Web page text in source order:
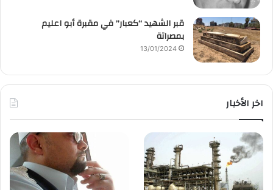
قبر الشهيد “كعبار” في مقبرة أبو اعليم
بمصراتة
13/01/2024
اخر الأخبار